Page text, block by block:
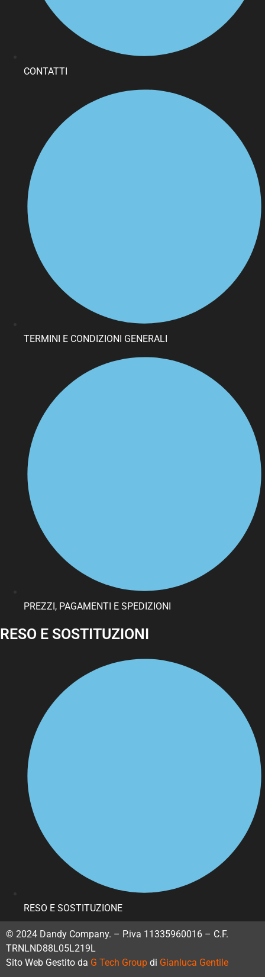
CONTATTI
TERMINI E CONDIZIONI GENERALI
PREZZI, PAGAMENTI E SPEDIZIONI
RESO E SOSTITUZIONI
RESO E SOSTITUZIONE
© 2024 Dandy Company. – P.iva 11335960016 – C.F.
TRNLND88L05L219L
Sito Web Gestito da G Tech Group di Gianluca Gentile